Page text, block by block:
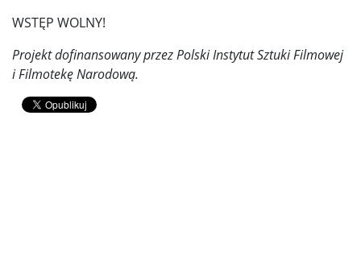
WSTĘP WOLNY!
Projekt dofinansowany przez Polski Instytut Sztuki Filmowej
i Filmotekę Narodową.